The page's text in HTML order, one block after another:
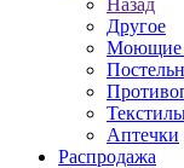
Назад
Другое
Моющие
Аптечки
Распродажа